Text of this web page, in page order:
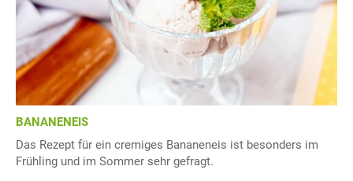
BANANENEIS
Das Rezept für ein cremiges Bananeneis ist besonders im
Frühling und im Sommer sehr gefragt.